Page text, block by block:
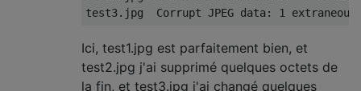
Ici, test1.jpg est parfaitement bien, et
test2.jpg j'ai supprimé quelques octets de
la fin, et test3.jpg j'ai changé quelques